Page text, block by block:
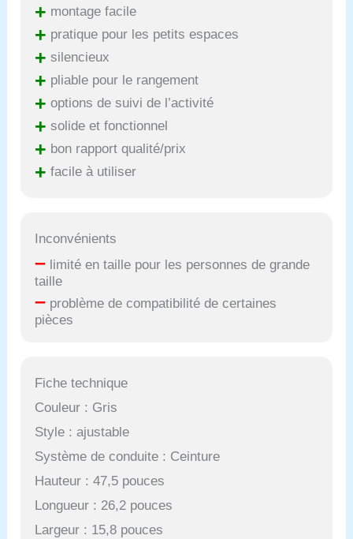
+ montage facile
+ pratique pour les petits espaces
+ silencieux
+ pliable pour le rangement
+ options de suivi de l’activité
+ solide et fonctionnel
+ bon rapport qualité/prix
+ facile à utiliser
Inconvénients
– limité en taille pour les personnes de grande
taille
– problème de compatibilité de certaines
pièces
Fiche technique
Couleur : Gris
Style : ajustable
Système de conduite : Ceinture
Hauteur : 47,5 pouces
Longueur : 26,2 pouces
Largeur : 15,8 pouces